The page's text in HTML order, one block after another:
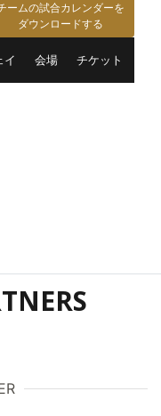
ームの試合カレンダーを
ダウンロードする
イ 会場 チケット